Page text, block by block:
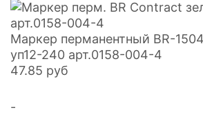
Маркер перманентный BR-
уп12-240 арт.0158-004-4
47.85 руб
-